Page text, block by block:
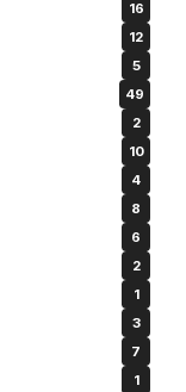
16
12
5
49
2
10
4
8
6
2
1
3
7
1